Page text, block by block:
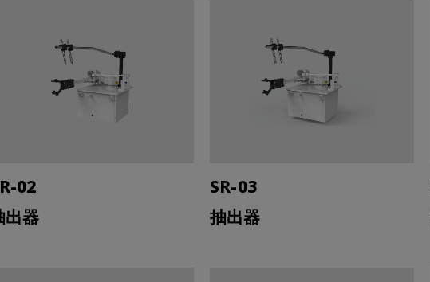
02
出器
SR-03
抽出器